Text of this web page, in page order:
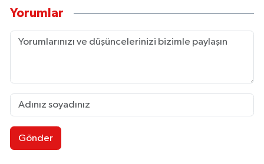
Yorumlar
Gönder